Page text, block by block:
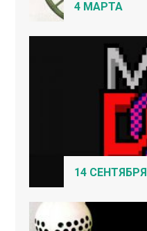
4 МАРТА
14 СЕНТЯБРЯ